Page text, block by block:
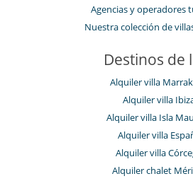
Agencias y operadores
Nuestra colección de
Destinos de
Alquiler villa
Alquiler villa
Alquiler villa Isla
Alquiler villa
Alquiler villa
Alquiler chalet